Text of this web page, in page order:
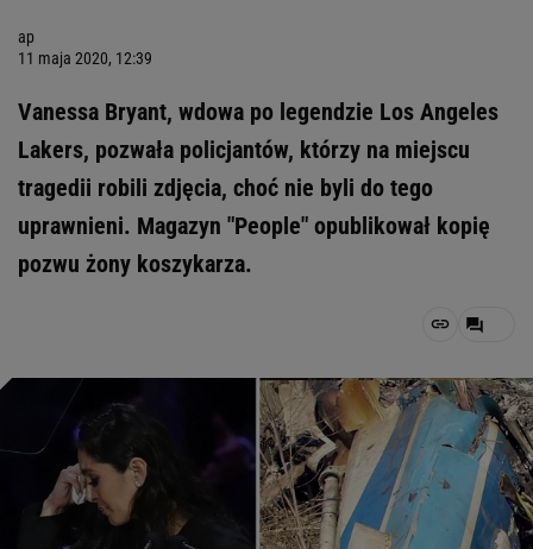
ap
11 maja 2020, 12:39
Vanessa Bryant, wdowa po legendzie Los Angeles
Lakers, pozwała policjantów, którzy na miejscu
tragedii robili zdjęcia, choć nie byli do tego
uprawnieni. Magazyn "People" opublikował kopię
pozwu żony koszykarza.